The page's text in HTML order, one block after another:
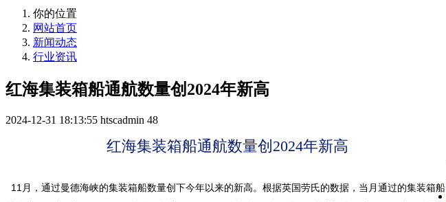
你的位置
网站首页
新闻动态
行业资讯
红海集装箱船通航数量创2024年新高
2024-12-31 18:13:55 htscadmin 48
红海集装箱船通航数量创2024年新高
11月，通过曼德海峡的集装箱船数量创下今年以来的新高。根据英国劳氏的数据，当月通过的集装箱船